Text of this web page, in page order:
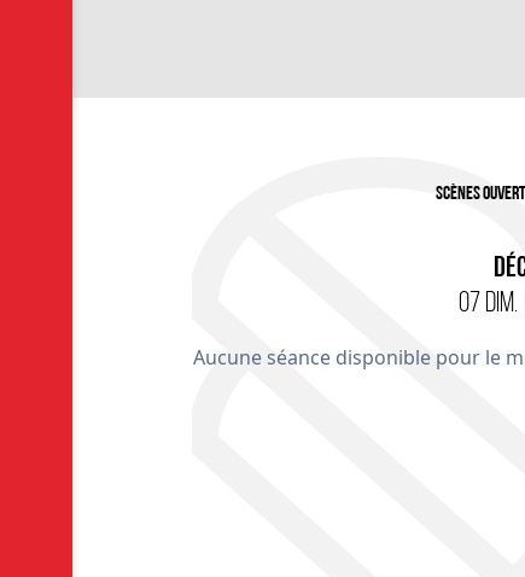
Scènes
07
Aucune séance disponible pour le